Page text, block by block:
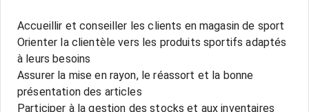
Accueillir et conseiller les clients en magasin de sport
Orienter la clientèle vers les produits sportifs adaptés
à leurs besoins
Assurer la mise en rayon, le réassort et la bonne
présentation des articles
Participer à la gestion des stocks et aux inventaires